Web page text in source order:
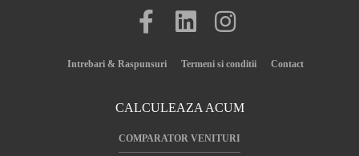
Intrebari & Raspunsuri Termeni si conditii Contact
CALCULEAZA ACUM
COMPARATOR VENITURI